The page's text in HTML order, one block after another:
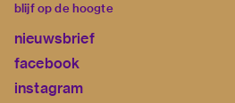
blijf op de hoogte
nieuwsbrief
facebook
instagram